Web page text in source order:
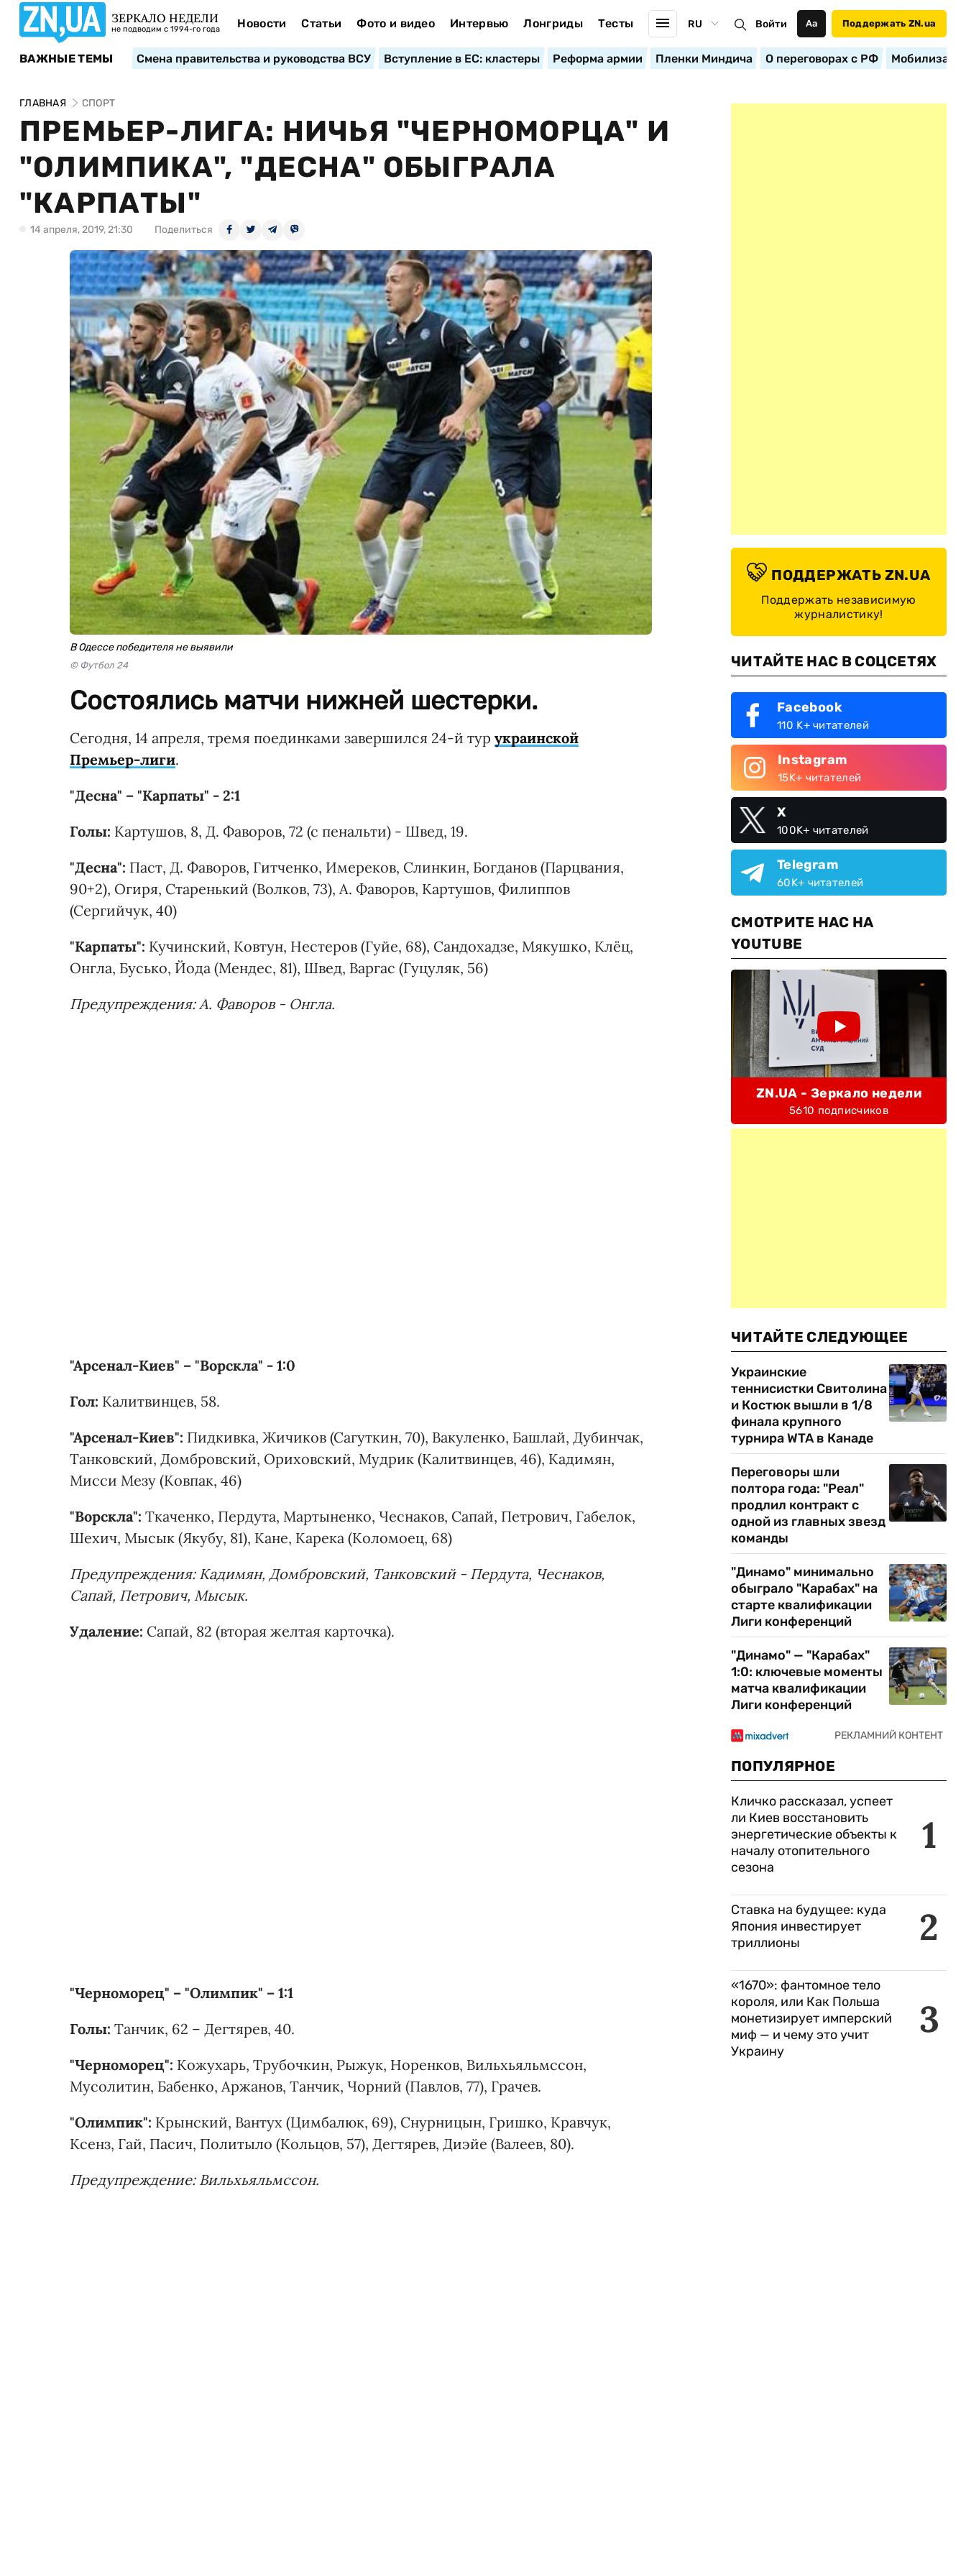
ЗЕРКАЛО НЕДЕЛИ
не подводим с 1994-го года Новости Статьи Фото и видео Интервью Лонгриды Тесты RU Войти Аа Поддержать ZN.ua
ВАЖНЫЕ ТЕМЫ Смена правительства и руководства ВСУ Вступление в ЕС: кластеры Реформа армии Пленки Миндича О переговорах с РФ
ГЛАВНАЯ СПОРТ
ПРЕМЬЕР-ЛИГА: НИЧЬЯ "ЧЕРНОМОРЦА" И
"ОЛИМПИКА", "ДЕСНА" ОБЫГРАЛА
"КАРПАТЫ"
14 апреля, 2019, 21:30 Поделиться
В Одессе победителя не выявили
© Футбол 24
Состоялись матчи нижней шестерки.
Сегодня, 14 апреля, тремя поединками завершился 24-й тур украинской
Премьер-лиги.
"Десна" – "Карпаты" - 2:1
Голы: Картушов, 8, Д. Фаворов, 72 (с пенальти) - Швед, 19.
"Десна": Паст, Д. Фаворов, Гитченко, Имереков, Слинкин, Богданов (Парцвания,
90+2), Огиря, Старенький (Волков, 73), А. Фаворов, Картушов, Филиппов
(Сергийчук, 40)
"Карпаты": Кучинский, Ковтун, Нестеров (Гуйе, 68), Сандохадзе, Мякушко, Клёц,
Онгла, Бусько, Йода (Мендес, 81), Швед, Варгас (Гуцуляк, 56)
Предупреждения: А. Фаворов - Онгла.
"Арсенал-Киев" – "Ворскла" - 1:0
Гол: Калитвинцев, 58.
"Арсенал-Киев": Пидкивка, Жичиков (Сагуткин, 70), Вакуленко, Башлай, Дубинчак,
Танковский, Домбровский, Ориховский, Мудрик (Калитвинцев, 46), Кадимян,
Мисси Мезу (Ковпак, 46)
"Ворскла": Ткаченко, Пердута, Мартыненко, Чеснаков, Сапай, Петрович, Габелок,
Шехич, Мысык (Якубу, 81), Кане, Карека (Коломоец, 68)
Предупреждения: Кадимян, Домбровский, Танковский - Пердута, Чеснаков,
Сапай, Петрович, Мысык.
Удаление: Сапай, 82 (вторая желтая карточка).
"Черноморец" – "Олимпик" – 1:1
Голы: Танчик, 62 – Дегтярев, 40.
"Черноморец": Кожухарь, Трубочкин, Рыжук, Норенков, Вильхьяльмссон,
Мусолитин, Бабенко, Аржанов, Танчик, Чорний (Павлов, 77), Грачев.
"Олимпик": Крынский, Вантух (Цимбалюк, 69), Снурницын, Гришко, Кравчук,
Ксенз, Гай, Пасич, Политыло (Кольцов, 57), Дегтярев, Диэйе (Валеев, 80).
Предупреждение: Вильхьяльмссон.
ПОДДЕРЖАТЬ ZN.UA
Поддержать независимую
журналистику!
ЧИТАЙТЕ НАС В СОЦСЕТЯХ
Facebook
110 K+ читателей
Instagram
15K+ читателей
X
100K+ читателей
Telegram
60K+ читателей
СМОТРИТЕ НАС НА
YOUTUBE
ZN.UA - Зеркало недели
5610 подписчиков
ЧИТАЙТЕ СЛЕДУЮЩЕЕ
Украинские
теннисистки Свитолина
и Костюк вышли в 1/8
финала крупного
турнира WTA в Канаде
Переговоры шли
полтора года: "Реал"
продлил контракт с
одной из главных звезд
команды
"Динамо" минимально
обыграло "Карабах" на
старте квалификации
Лиги конференций
"Динамо" — "Карабах"
1:0: ключевые моменты
матча квалификации
Лиги конференций
ПОПУЛЯРНОЕ
1
Кличко рассказал, успеет
ли Киев восстановить
энергетические объекты к
началу отопительного
сезона
2
Ставка на будущее: куда
Япония инвестирует
триллионы
3
«1670»: фантомное тело
короля, или Как Польша
монетизирует имперский
миф — и чему это учит
Украину